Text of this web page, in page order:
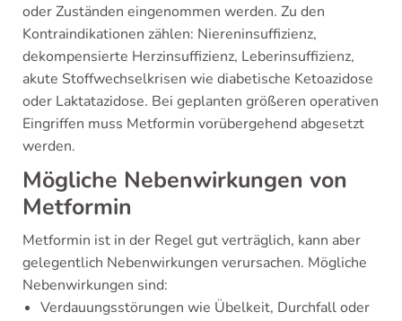
oder Zuständen eingenommen werden. Zu den
Kontraindikationen zählen: Niereninsuffizienz,
dekompensierte Herzinsuffizienz, Leberinsuffizienz,
akute Stoffwechselkrisen wie diabetische Ketoazidose
oder Laktatazidose. Bei geplanten größeren operativen
Eingriffen muss Metformin vorübergehend abgesetzt
werden.
Mögliche Nebenwirkungen von
Metformin
Metformin ist in der Regel gut verträglich, kann aber
gelegentlich Nebenwirkungen verursachen. Mögliche
Nebenwirkungen sind:
Verdauungsstörungen wie Übelkeit, Durchfall oder